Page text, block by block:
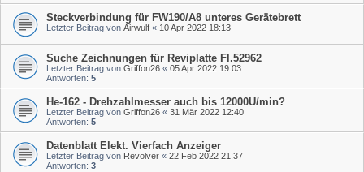
Steckverbindung für FW190/A8 unteres Gerätebrett
Letzter Beitrag von Airwulf « 10 Apr 2022 18:13
Suche Zeichnungen für Reviplatte Fl.52962
Letzter Beitrag von Griffon26 « 05 Apr 2022 19:03
Antworten: 5
He-162 - Drehzahlmesser auch bis 12000U/min?
Letzter Beitrag von Griffon26 « 31 Mär 2022 12:40
Antworten: 5
Datenblatt Elekt. Vierfach Anzeiger
Letzter Beitrag von Revolver « 22 Feb 2022 21:37
Antworten: 3